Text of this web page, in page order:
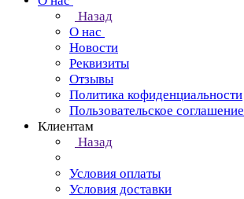
Назад
О нас
Новости
Реквизиты
Отзывы
Политика кофиденциальности
Пользовательское соглашение
Клиентам
Назад
Условия оплаты
Условия доставки